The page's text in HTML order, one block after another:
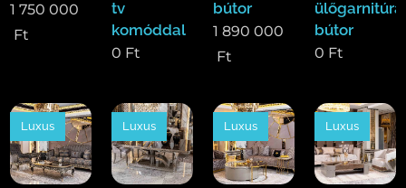
1 750 000
Ft
tv
komóddal
0 Ft
bútor
1 890 000
Ft
ülőgarnitúra
bútor
0 Ft
Luxus Luxus Luxus Luxus